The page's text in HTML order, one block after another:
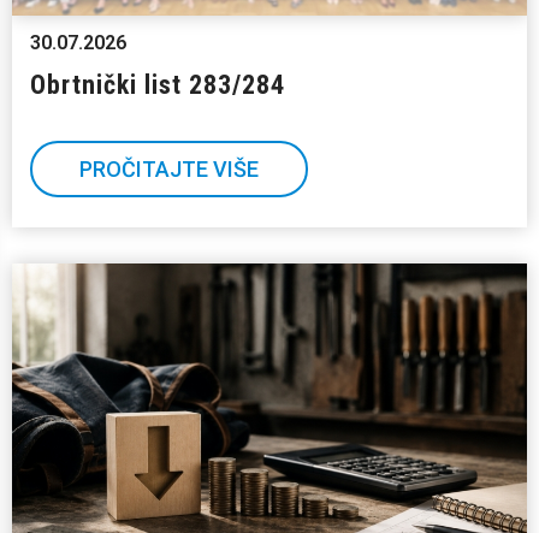
30.07.2026
Obrtnički list 283/284
PROČITAJTE VIŠE